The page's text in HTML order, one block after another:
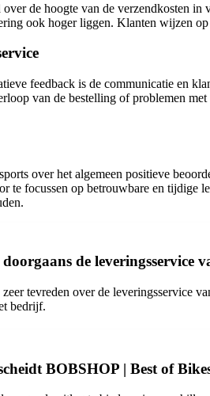
de hoogte van de verzendkosten
ook hoger liggen. Klanten wijzen
feedback is de communicatie en
van de bestelling of problemen
over het algemeen positieve
te focussen op betrouwbare en tijdige
de leveringsservice
tevreden over de leveringsservice
bedrijf.
BOBSHOP | Best of